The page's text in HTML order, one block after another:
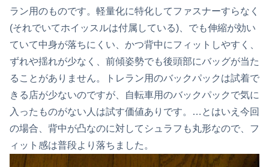
ラン用のものです。軽量化に特化してファスナーすらなく
(それでいてホイッスルは付属している)、でも伸縮が効い
ていて中身が落ちにくい、かつ背中にフィットしやすく、
ずれや揺れが少なく、前傾姿勢でも後頭部にバッグが当た
ることがありません。トレラン用のバックパックは試着で
きる店が少ないのですが、自転車用のバックパックで気に
入ったものがない人は試す価値ありです。…とはいえ今回
の場合、背中が凸なのに対してシュラフも丸形なので、フ
ィット感は普段より落ちました。